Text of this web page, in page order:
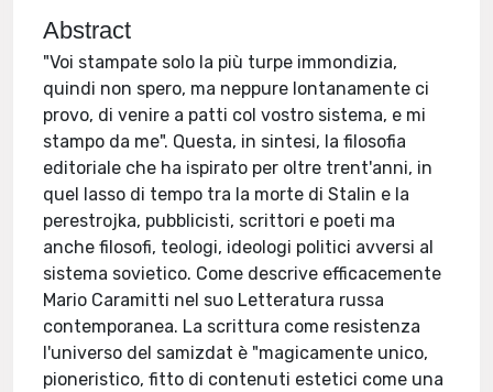
Abstract
"Voi stampate solo la più turpe immondizia,
quindi non spero, ma neppure lontanamente ci
provo, di venire a patti col vostro sistema, e mi
stampo da me". Questa, in sintesi, la filosofia
editoriale che ha ispirato per oltre trent'anni, in
quel lasso di tempo tra la morte di Stalin e la
perestrojka, pubblicisti, scrittori e poeti ma
anche filosofi, teologi, ideologi politici avversi al
sistema sovietico. Come descrive efficacemente
Mario Caramitti nel suo Letteratura russa
contemporanea. La scrittura come resistenza
l'universo del samizdat è "magicamente unico,
pioneristico, fitto di contenuti estetici come una